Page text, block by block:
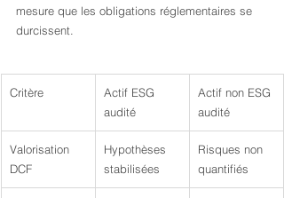
mesure que les obligations réglementaires se
durcissent.
Critère
Actif ESG
audité
Actif non ESG
audité
Valorisation
DCF
Hypothèses
stabilisées
Risques non
quantifiés